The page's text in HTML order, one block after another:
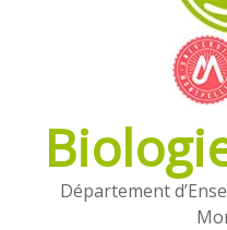
Département